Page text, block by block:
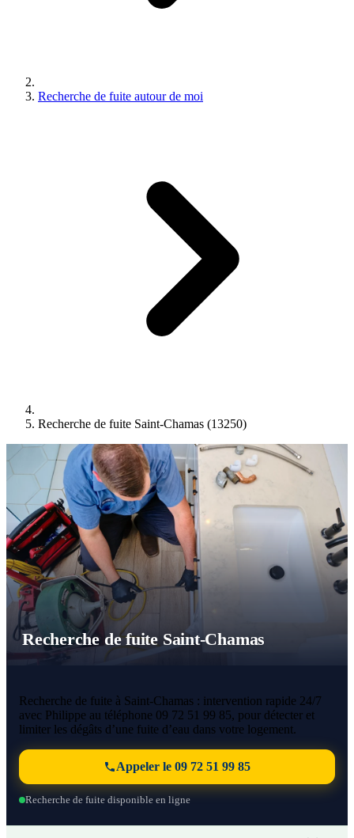
Recherche de fuite autour de moi
Recherche de fuite Saint-Chamas (13250)
Recherche de fuite Saint-Chamas
Recherche de fuite à Saint-Chamas : intervention rapide 24/7
avec Philippe au téléphone 09 72 51 99 85, pour détecter et
limiter les dégâts d’une fuite d’eau dans votre logement.
Appeler le 09 72 51 99 85
Recherche de fuite disponible en ligne